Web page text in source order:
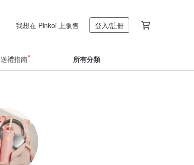
我想在 Pinkoi 上販售 登入/註冊
送禮指南 所有分類